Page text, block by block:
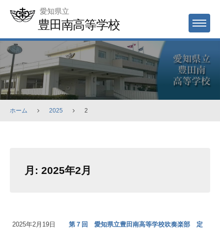
愛知県立
豊田南高等学校 MENU
ホーム 2025 2
月: 2025年2月
2025年2月19日
第７回 愛知県立豊田南高等学校吹奏楽部 定